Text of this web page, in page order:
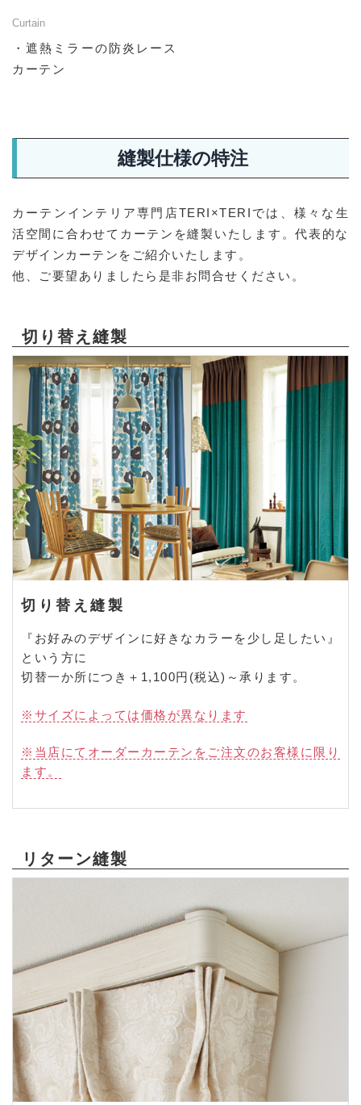
Curtain
・遮熱ミラーの防炎レース
カーテン
縫製仕様の特注
カーテンインテリア専門店TERI×TERIでは、様々な生
活空間に合わせてカーテンを縫製いたします。代表的な
デザインカーテンをご紹介いたします。
他、ご要望ありましたら是非お問合せください。
切り替え縫製
切り替え縫製
『お好みのデザインに好きなカラーを少し足したい』
という方に
切替一か所につき＋1,100円(税込)～承ります。
※サイズによっては価格が異なります
※当店にてオーダーカーテンをご注文のお客様に限り
ます。
リターン縫製